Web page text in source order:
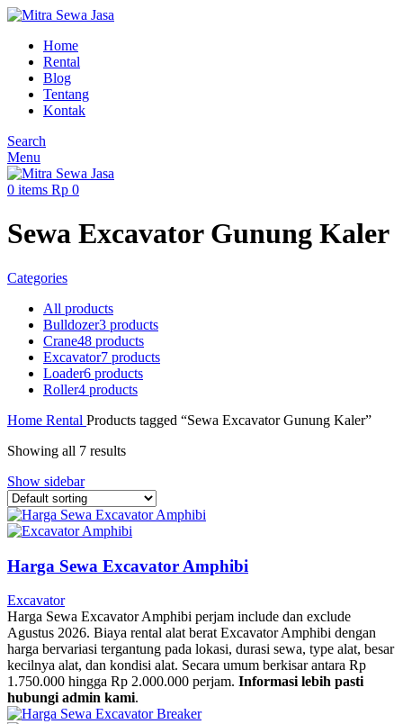
Home
Rental
Blog
Tentang
Kontak
Search
Menu
0 items Rp 0
Sewa Excavator Gunung Kaler
Categories
All products
Bulldozer3 products
Crane48 products
Excavator7 products
Loader6 products
Roller4 products
Home Rental Products tagged “Sewa Excavator Gunung Kaler”
Showing all 7 results
Show sidebar
Harga Sewa Excavator Amphibi
Excavator
Harga Sewa Excavator Amphibi perjam include dan exclude
Agustus 2026. Biaya rental alat berat Excavator Amphibi dengan
harga bervariasi tergantung pada lokasi, durasi sewa, type alat, besar
kecilnya alat, dan kondisi alat. Secara umum berkisar antara Rp
1.750.000 hingga Rp 2.000.000 perjam. Informasi lebih pasti
hubungi admin kami.